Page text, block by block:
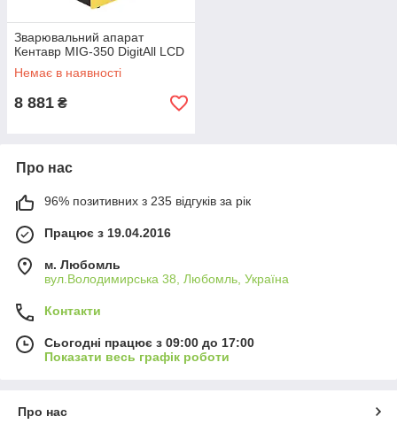
Зварювальний апарат
Кентавр MIG-350 DigitAll LCD
Немає в наявності
8 881 ₴
Про нас
96% позитивних з 235 відгуків за рік
Працює з 19.04.2016
м. Любомль
вул.Володимирська 38, Любомль, Україна
Контакти
Сьогодні працює з 09:00 до 17:00
Показати весь графік роботи
Про нас